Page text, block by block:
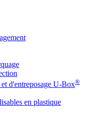
d'entreposage U-Box®
en plastique